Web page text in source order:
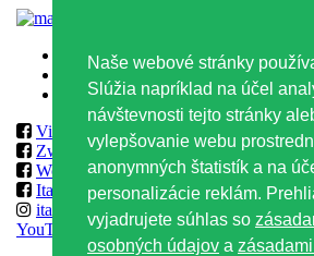
Naše webové stránky
Slúžia napríklad na účel
návštevnosti tejto stránky
vylepšovanie webu
anonymných štatistík a na
personalizácie reklám.
vyjadrujete súhlas so
osobných údajov a
Zásady ochrany osobných údajov
Zásady používania súborov Cookies
Obchodné podmienky
Vilmos
Zwack
World Class & Reserve Brands Club
ItalmarketSlovakia
italmarketslovakia
YouTube